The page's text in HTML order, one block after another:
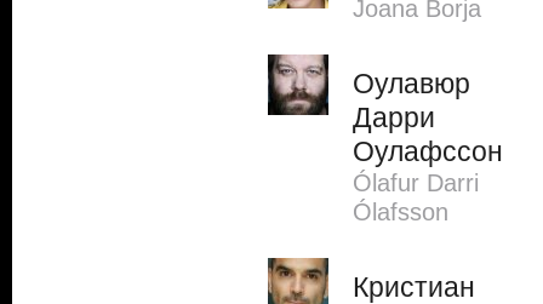
Joana Borja
Оулавюр
Дарри
Оулафссон
Ólafur Darri
Ólafsson
Кристиан